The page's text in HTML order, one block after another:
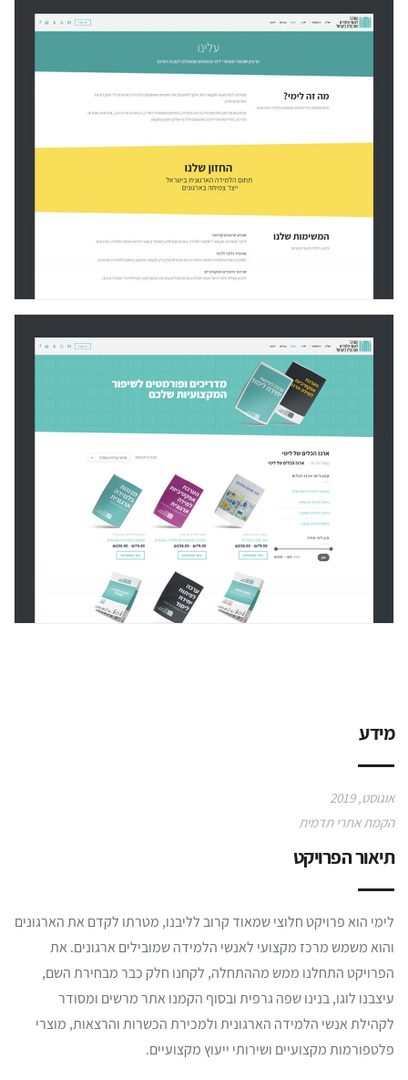
מידע
אוגוסט, 2019
הקמת אתרי תדמית
תיאור הפרויקט
לימי הוא פרויקט חלוצי שמאוד קרוב לליבנו, מטרתו לקדם את הארגונים
והוא משמש מרכז מקצועי לאנשי הלמידה שמובילים ארגונים. את
הפרויקט התחלנו ממש מההתחלה, לקחנו חלק כבר מבחירת השם,
עיצבנו לוגו, בנינו שפה גרפית ובסוף הקמנו אתר מרשים ומסודר
לקהילת אנשי הלמידה הארגונית ולמכירת הכשרות והרצאות, מוצרי
פלטפורמות מקצועיים ושירותי ייעוץ מקצועיים.